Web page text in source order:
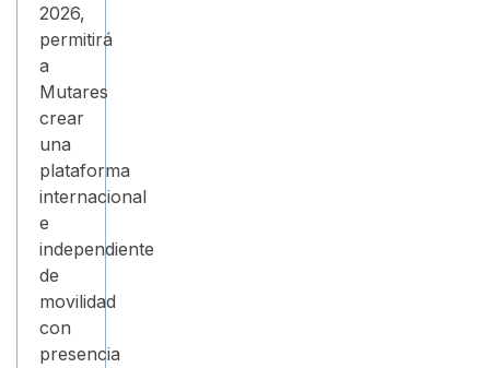
2026,
permitirá
a
Mutares
crear
una
plataforma
internacional
e
independiente
de
movilidad
con
presencia